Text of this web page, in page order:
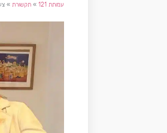
עמותת 121 » תקשורת »